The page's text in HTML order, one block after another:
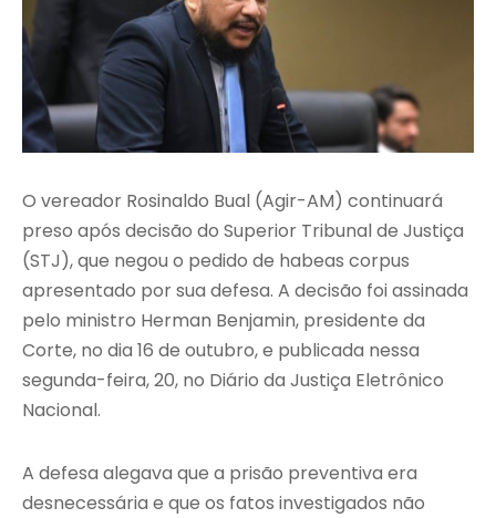
O vereador Rosinaldo Bual (Agir-AM) continuará
preso após decisão do Superior Tribunal de Justiça
(STJ), que negou o pedido de habeas corpus
apresentado por sua defesa. A decisão foi assinada
pelo ministro Herman Benjamin, presidente da
Corte, no dia 16 de outubro, e publicada nessa
segunda-feira, 20, no Diário da Justiça Eletrônico
Nacional.
A defesa alegava que a prisão preventiva era
desnecessária e que os fatos investigados não